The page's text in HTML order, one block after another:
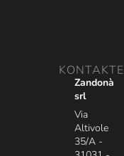
KONTAKTE
Zandonà
srl
Via
Altivole
35/A -